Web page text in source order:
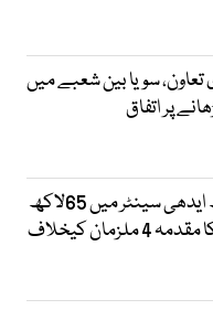
سویا بین شعبے میں
پر اتفاق
کراچی: سہراب گوٹھ ایدھی سینٹر میں 65لاکھ
سے زائد کی ڈکیتی کا مقدمہ 4 ملزمان کیخلاف